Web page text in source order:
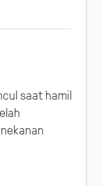
saat hamil